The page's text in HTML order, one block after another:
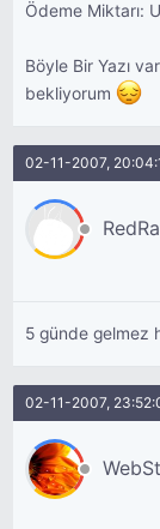
Ödeme Miktarı:
Böyle Bir Yazı
bekliyorum
02-11-2007,
5 günde gelmez
02-11-2007,